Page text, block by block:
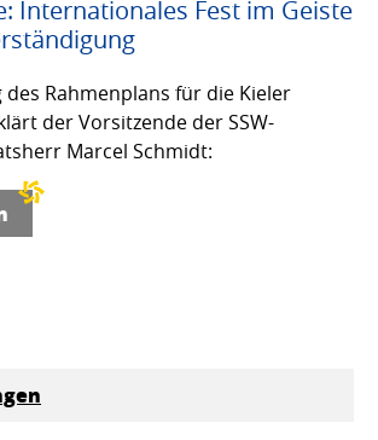
Internationales Fest im Geiste
Rahmenplans für die Kieler
der Vorsitzende der SSW-
Marcel Schmidt: